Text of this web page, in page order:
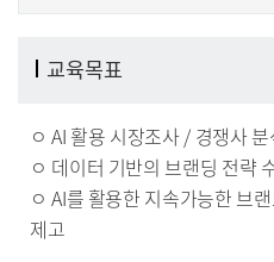
교육목표
ㅇ AI 활용 시장조사 / 경쟁사
ㅇ 데이터 기반의 브랜딩 전략
ㅇ AI를 활용한 지속가능한 브
제고